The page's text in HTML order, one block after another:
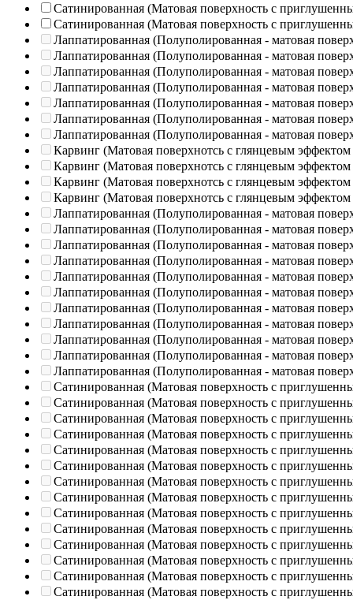
Сатинированная (Матовая поверхность с
Сатинированная (Матовая поверхность с
Лаппатированная (Полуполированная - матовая
Лаппатированная (Полуполированная - матовая
Лаппатированная (Полуполированная - матовая
Лаппатированная (Полуполированная - матовая
Лаппатированная (Полуполированная - матовая
Лаппатированная (Полуполированная - матовая
Лаппатированная (Полуполированная - матовая
Карвинг (Матовая поверхнотсь с глянцевым эффектом
Карвинг (Матовая поверхнотсь с глянцевым эффектом
Карвинг (Матовая поверхнотсь с глянцевым эффектом
Карвинг (Матовая поверхнотсь с глянцевым эффектом
Лаппатированная (Полуполированная - матовая
Лаппатированная (Полуполированная - матовая
Лаппатированная (Полуполированная - матовая
Лаппатированная (Полуполированная - матовая
Лаппатированная (Полуполированная - матовая
Лаппатированная (Полуполированная - матовая
Лаппатированная (Полуполированная - матовая
Лаппатированная (Полуполированная - матовая
Лаппатированная (Полуполированная - матовая
Лаппатированная (Полуполированная - матовая
Лаппатированная (Полуполированная - матовая
Сатинированная (Матовая поверхность с
Сатинированная (Матовая поверхность с
Сатинированная (Матовая поверхность с
Сатинированная (Матовая поверхность с
Сатинированная (Матовая поверхность с
Сатинированная (Матовая поверхность с
Сатинированная (Матовая поверхность с
Сатинированная (Матовая поверхность с
Сатинированная (Матовая поверхность с
Сатинированная (Матовая поверхность с
Сатинированная (Матовая поверхность с
Сатинированная (Матовая поверхность с
Сатинированная (Матовая поверхность с
Сатинированная (Матовая поверхность с